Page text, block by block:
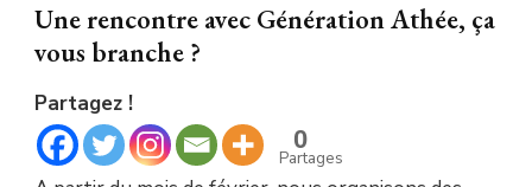
Une rencontre avec Génération Athée, ça
vous branche ?
Partagez !
0
Partages